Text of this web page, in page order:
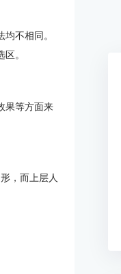
不相同。
。
果等方面来
，而上层人